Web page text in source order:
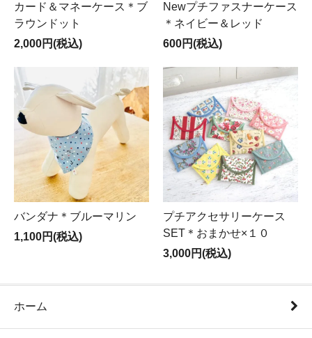
カード＆マネーケース＊ブ
ラウンドット
2,000円(税込)
Newプチファスナーケース
＊ネイビー＆レッド
600円(税込)
バンダナ＊ブルーマリン
1,100円(税込)
プチアクセサリーケース
SET＊おまかせ×１０
3,000円(税込)
ホーム